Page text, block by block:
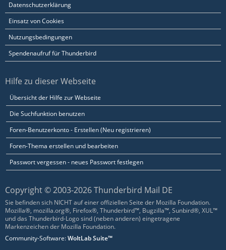
Datenschutzerklärung
Einsatz von Cookies
Nutzungsbedingungen
Spendenaufruf für Thunderbird
Hilfe zu dieser Webseite
Übersicht der Hilfe zur Webseite
Die Suchfunktion benutzen
Foren-Benutzerkonto - Erstellen (Neu registrieren)
Foren-Thema erstellen und bearbeiten
Passwort vergessen - neues Passwort festlegen
Copyright © 2003-2026 Thunderbird Mail DE
Sie befinden sich NICHT auf einer offiziellen Seite der Mozilla Foundation.
Mozilla®, mozilla.org®, Firefox®, Thunderbird™, Bugzilla™, Sunbird®, XUL™
und das Thunderbird-Logo sind (neben anderen) eingetragene
Markenzeichen der Mozilla Foundation.
Community-Software:WoltLab Suite™